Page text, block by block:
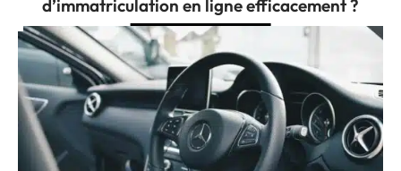
d’immatriculation en ligne efficacement ?